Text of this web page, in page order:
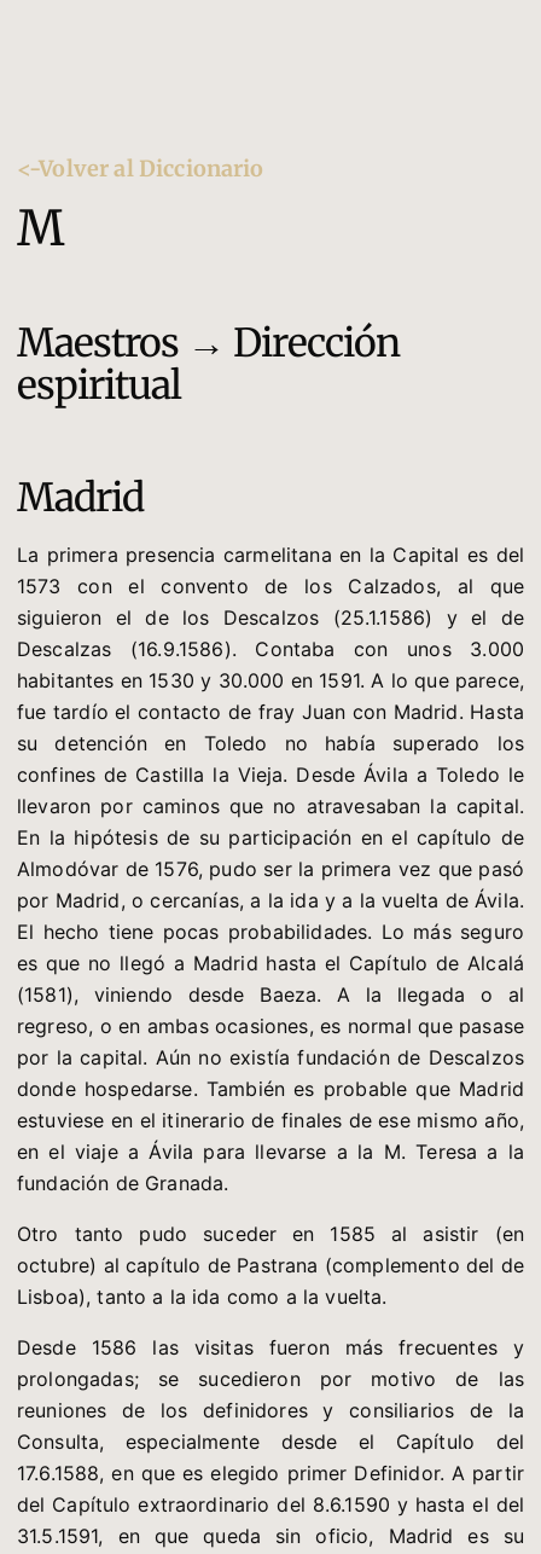
<-Volver al Diccionario
M
Maestros → Dirección
espiritual
Madrid
La primera presencia carmelitana en la Capital es del
1573 con el convento de los Calzados, al que
siguieron el de los Descalzos (25.1.1586) y el de
Descalzas (16.9.1586). Contaba con unos 3.000
habitantes en 1530 y 30.000 en 1591. A lo que parece,
fue tardío el contacto de fray Juan con Madrid. Hasta
su detención en Toledo no había superado los
confines de Castilla la Vieja. Desde Ávila a Toledo le
llevaron por caminos que no atravesaban la capital.
En la hipótesis de su participación en el capítulo de
Almodóvar de 1576, pudo ser la primera vez que pasó
por Madrid, o cercanías, a la ida y a la vuelta de Ávila.
El hecho tiene pocas probabilidades. Lo más seguro
es que no llegó a Madrid hasta el Capítulo de Alcalá
(1581), viniendo desde Baeza. A la llegada o al
regreso, o en ambas ocasiones, es normal que pasase
por la capital. Aún no existía fundación de Descalzos
donde hospedarse. También es probable que Madrid
estuviese en el itinerario de finales de ese mismo año,
en el viaje a Ávila para llevarse a la M. Teresa a la
fundación de Granada.
Otro tanto pudo suceder en 1585 al asistir (en
octubre) al capítulo de Pastrana (complemento del de
Lisboa), tanto a la ida como a la vuelta.
Desde 1586 las visitas fueron más frecuentes y
prolongadas; se sucedieron por motivo de las
reuniones de los definidores y consiliarios de la
Consulta, especialmente desde el Capítulo del
17.6.1588, en que es elegido primer Definidor. A partir
del Capítulo extraordinario del 8.6.1590 y hasta el del
31.5.1591, en que queda sin oficio, Madrid es su